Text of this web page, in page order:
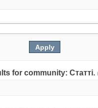
for community: Статті.